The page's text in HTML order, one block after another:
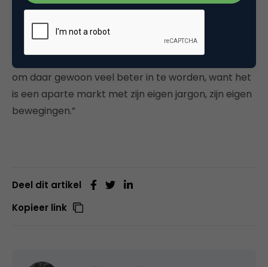
kunnen worden. Iets wat Valk niet overweegt.
“Waar wij elke dag voor opstaan is om die hoteliers
te helpen. Wij zien ons als vriend van die hotelier en
wij denken ook dat de focus op zo’n markt je helpt
om daar gewoon veel beter in te worden, want het
is een aparte markt met zijn eigen jargon, zijn eigen
bewegingen.”
Deel dit artikel
Kopieer link